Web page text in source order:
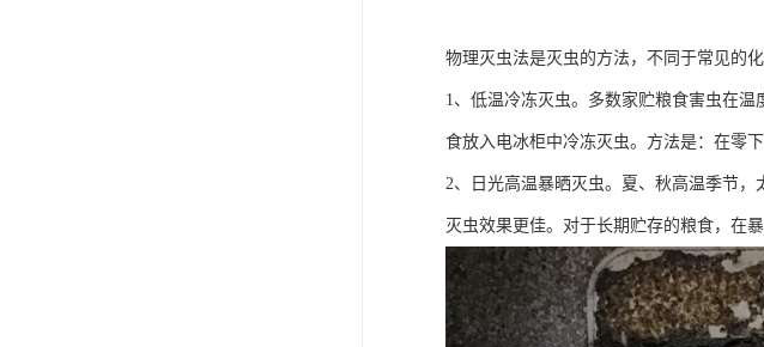
物理灭虫法是灭虫的方法，不同于常见的
1、低温冷冻灭虫。多数家贮粮食害虫在
食放入电冰柜中冷冻灭虫。方法是：在零
2、日光高温暴晒灭虫。夏、秋高温季节
灭虫效果更佳。对于长期贮存的粮食，在